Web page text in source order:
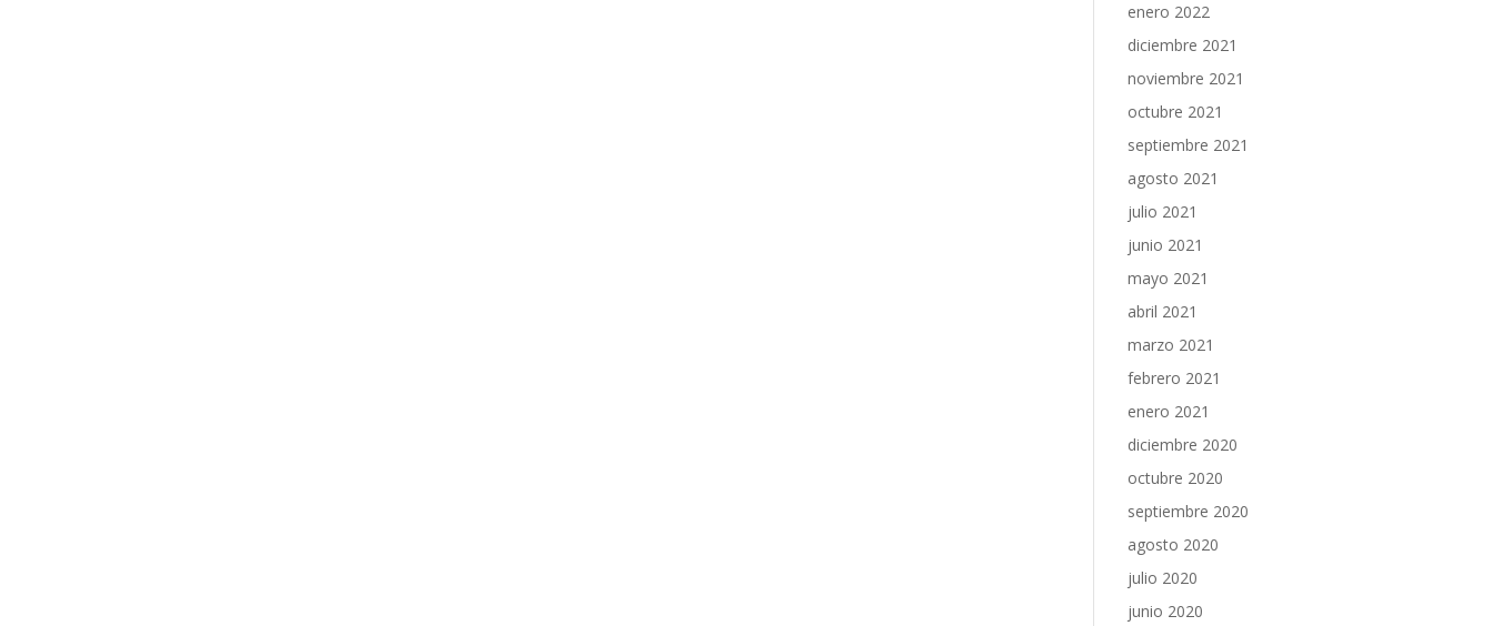
enero 2022
diciembre 2021
noviembre 2021
octubre 2021
septiembre 2021
agosto 2021
julio 2021
junio 2021
mayo 2021
abril 2021
marzo 2021
febrero 2021
enero 2021
diciembre 2020
octubre 2020
septiembre 2020
agosto 2020
julio 2020
junio 2020